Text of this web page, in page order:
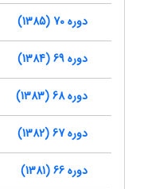
دوره 70 (1385)
دوره 69 (1384)
دوره 68 (1383)
دوره 67 (1382)
دوره 66 (1381)